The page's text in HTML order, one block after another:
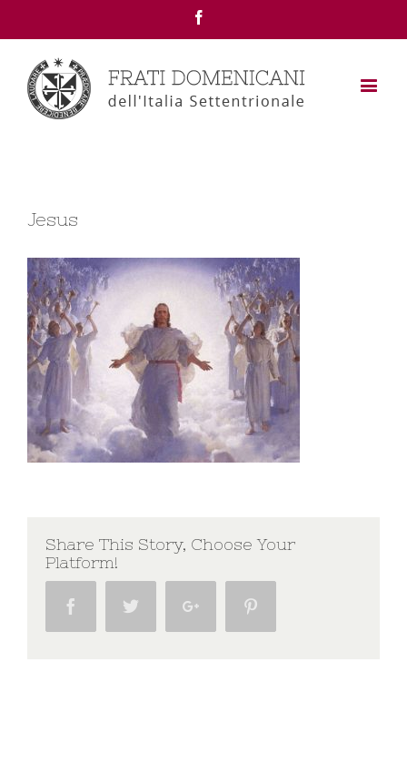
Jesus
Share This Story, Choose Your
Platform!
Facebook Twitter Google+